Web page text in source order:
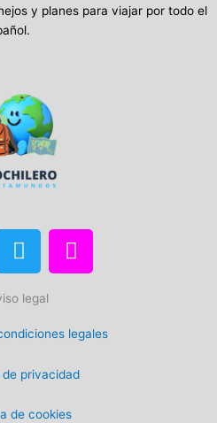
y planes para viajar por todo el
T
w
t
t
r
I
n
a
g
r
m
legal
legales
de privacidad
de cookies